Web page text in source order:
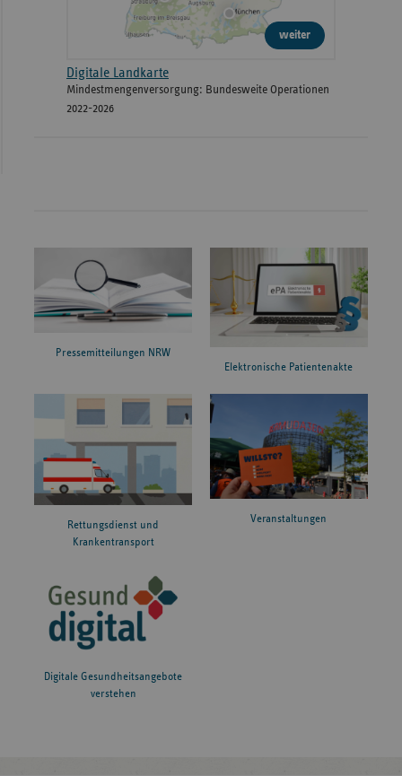
weiter
Digitale Landkarte
Mindestmengenversorgung: Bundesweite Operationen
2022-2026
Pressemitteilungen NRW
Elektronische Patientenakte
Rettungsdienst und
Krankentransport
Veranstaltungen
Digitale Gesundheitsangebote
verstehen